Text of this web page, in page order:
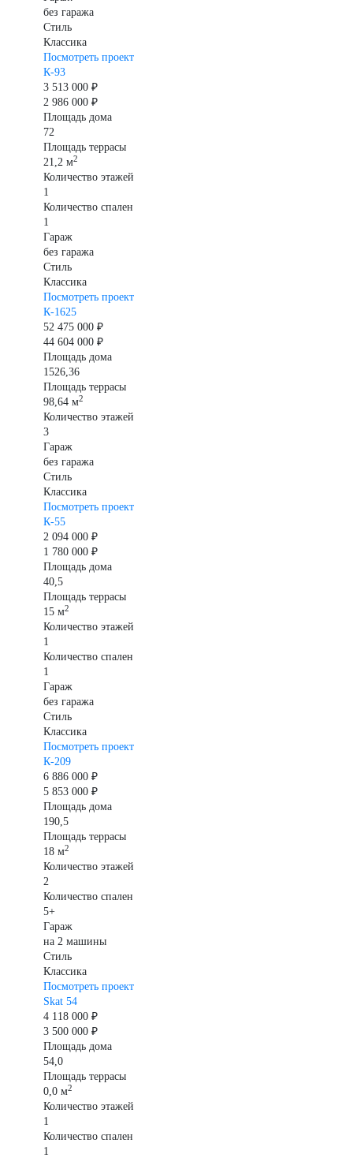
без гаража
Стиль
Классика
Посмотреть проект
К-93
3 513 000 ₽
2 986 000 ₽
Площадь дома
72
Площадь террасы
21,2 м2
Количество этажей
1
Количество спален
1
Гараж
без гаража
Стиль
Классика
Посмотреть проект
К-1625
52 475 000 ₽
44 604 000 ₽
Площадь дома
1526,36
Площадь террасы
98,64 м2
Количество этажей
3
Гараж
без гаража
Стиль
Классика
Посмотреть проект
К-55
2 094 000 ₽
1 780 000 ₽
Площадь дома
40,5
Площадь террасы
15 м2
Количество этажей
1
Количество спален
1
Гараж
без гаража
Стиль
Классика
Посмотреть проект
К-209
6 886 000 ₽
5 853 000 ₽
Площадь дома
190,5
Площадь террасы
18 м2
Количество этажей
2
Количество спален
5+
Гараж
на 2 машины
Стиль
Классика
Посмотреть проект
Skat 54
4 118 000 ₽
3 500 000 ₽
Площадь дома
54,0
Площадь террасы
0,0 м2
Количество этажей
1
Количество спален
1